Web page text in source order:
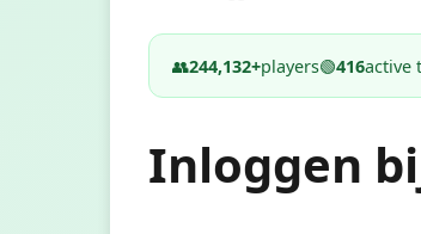
👥244,132+players🟢416active
Inloggen